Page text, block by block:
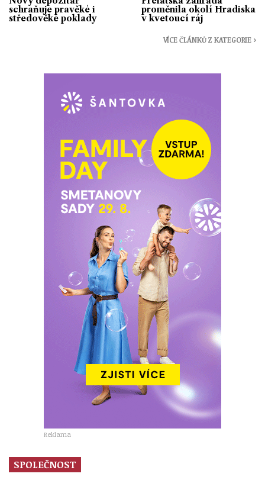
schraňuje pravěké i
středověké poklady
proměnila okolí Hradiska
v kvetoucí ráj
VÍCE ČLÁNKŮ Z KATEGORIE ›
Reklama
SPOLEČNOST